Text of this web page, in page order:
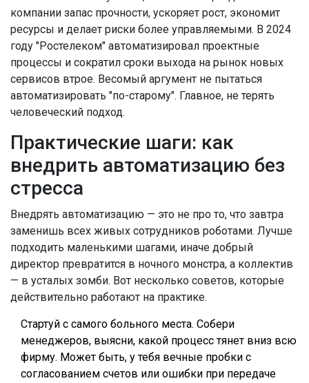
компании запас прочности, ускоряет рост, экономит
ресурсы и делает риски более управляемыми. В 2024
году "Ростелеком" автоматизировал проектные
процессы и сократил сроки выхода на рынок новых
сервисов втрое. Весомый аргумент не пытаться
автоматизировать "по-старому". Главное, не терять
человеческий подход.
Практические шаги: как
внедрить автоматизацию без
стресса
Внедрять автоматизацию — это не про то, что завтра
заменишь всех живых сотрудников роботами. Лучше
подходить маленькими шагами, иначе добрый
директор превратится в ночного монстра, а коллектив
— в усталых зомби. Вот несколько советов, которые
действительно работают на практике.
Стартуй с самого больного места. Собери
менеджеров, выясни, какой процесс тянет вниз всю
фирму. Может быть, у тебя вечные пробки с
согласованием счетов или ошибки при передаче